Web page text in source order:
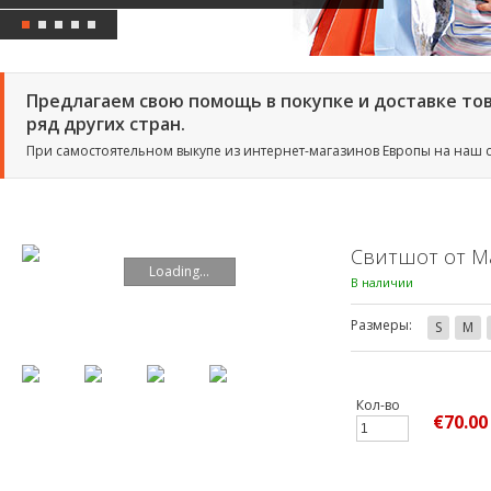
Предлагаем свою помощь в покупке и доставке
ряд других стран.
При самостоятельном выкупе из интернет-магазинов Европы на наш
Loading...
Свитшот от
В наличии
Размеры: S M
Кол-во
€70.00